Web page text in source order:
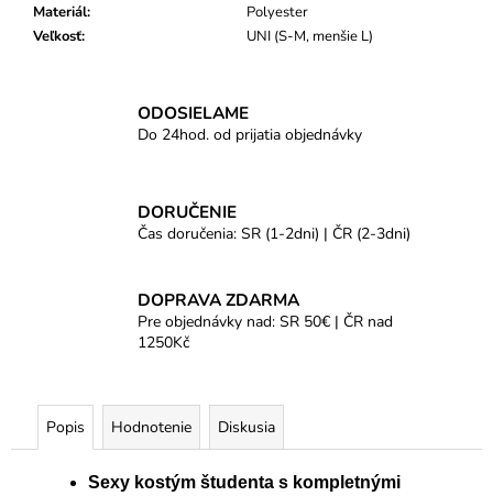
Materiál:
Polyester
Veľkosť: UNI (S-M, menšie L)
ODOSIELAME
Do 24hod. od prijatia objednávky
DORUČENIE
Čas doručenia: SR (1-2dni) | ČR (2-3dni)
DOPRAVA ZDARMA
Pre objednávky nad: SR 50€ | ČR nad
1250Kč
Popis Hodnotenie Diskusia
Sexy kostým študenta s kompletnými